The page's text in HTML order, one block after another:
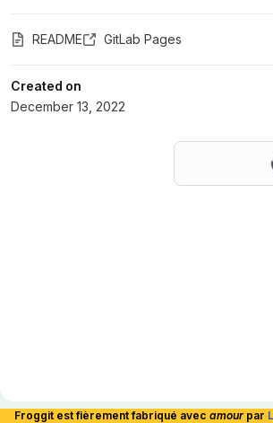
README GitLab Pages
Created on
December 13, 2022
Froggit est fièrement fabriqué avec amour par